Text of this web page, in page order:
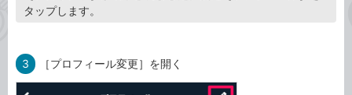
タップします。
3 ［プロフィール変更］を開く